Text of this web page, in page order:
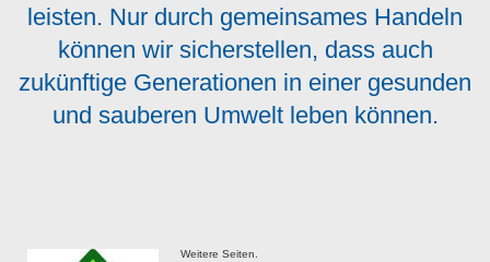
leisten. Nur durch gemeinsames Handeln
können wir sicherstellen, dass auch
zukünftige Generationen in einer gesunden
und sauberen Umwelt leben können.
Weitere Seiten.